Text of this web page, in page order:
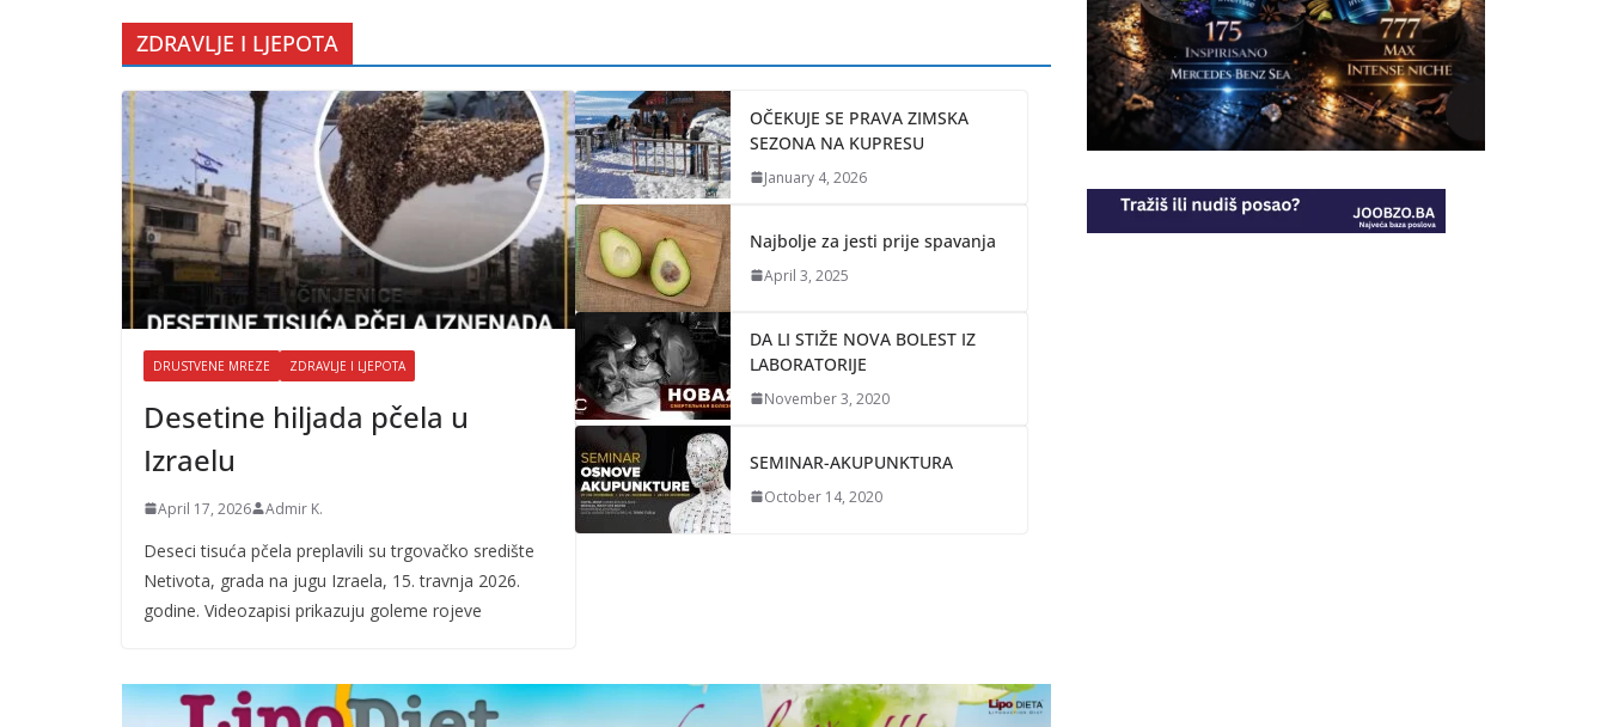
ZDRAVLJE I LJEPOTA
DRUSTVENE MREZE ZDRAVLJE I LJEPOTA
Desetine hiljada pčela u
Izraelu
April 17, 2026 Admir K.
Deseci tisuća pčela preplavili su trgovačko središte
Netivota, grada na jugu Izraela, 15. travnja 2026.
godine. Videozapisi prikazuju goleme rojeve
OČEKUJE SE PRAVA ZIMSKA
SEZONA NA KUPRESU
January 4, 2026
Najbolje za jesti prije spavanja
April 3, 2025
DA LI STIŽE NOVA BOLEST IZ
LABORATORIJE
November 3, 2020
SEMINAR-AKUPUNKTURA
October 14, 2020